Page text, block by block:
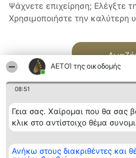
ΑΕΤΟΊ της οικοδομής
08:51
Γεια σας. Χαίρομαι που θα σας
κλικ στο αντίστοιχο θέμα
Ανήκω στους διακριθέντες και
Ψάχνετε επιχείρηση; Ελέγξτε
Χρησιμοποιήστε την καλύτερη
Διοργανωτής της
κατάταξης